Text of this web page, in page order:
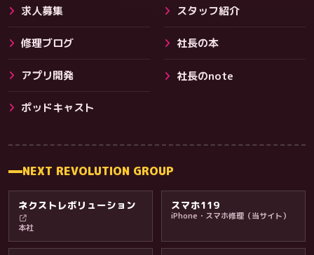
その他サービス
求人募集 スタッフ紹介
修理ブログ 社長の本
アプリ開発 社長のnote
ポッドキャスト
NEXT REVOLUTION GROUP
ネクストレボリューション
本社
スマホ119
iPhone・スマホ修理（当サイト）